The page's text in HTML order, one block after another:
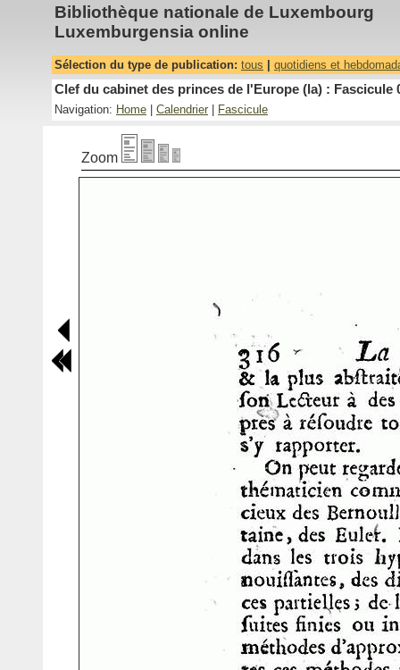
Bibliothèque nationale de Luxembourg
Luxemburgensia online
Sélection du type de publication: tous quotidiens et
Clef du cabinet des princes de l'Europe (la) : Fascicule
Navigation: Home Calendrier Fascicule
Zoom